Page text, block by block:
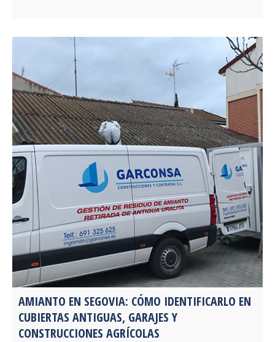
AMIANTO EN SEGOVIA: CÓMO IDENTIFICARLO EN
CUBIERTAS ANTIGUAS, GARAJES Y
CONSTRUCCIONES AGRÍCOLAS